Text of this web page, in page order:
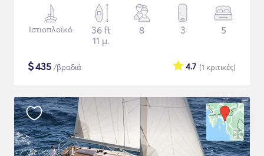
Ιστιοπλοϊκό
36 ft
11 μ.
8 3 5
$435 /βραδιά (1 κριτικές)
4.7